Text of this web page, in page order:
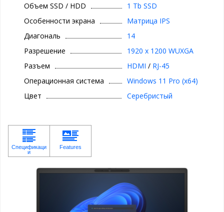
Объем SSD / HDD
1 Tb SSD
Особенности экрана
Матрица IPS
Диагональ
14
Разрешение
1920 x 1200 WUXGA
Разъем
HDMI / RJ-45
Операционная система
Windows 11 Pro (x64)
Цвет
Серебристый